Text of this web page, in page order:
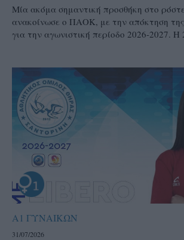
Μία ακόμα σημαντική προσθήκη στο
ανακοίνωσε ο ΠΑΟΚ, με την απόκτηση
για την αγωνιστική περίοδο 2026-2027.
Α1 ΓΥΝΑΙΚΩΝ
31/07/2026